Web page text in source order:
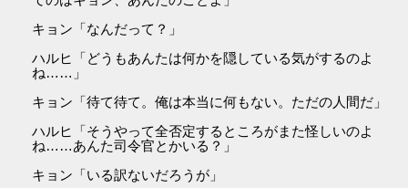
キョン「なんだって？」
ハルヒ「どうもあんたは何かを隠している気がするのよ
ね……」
キョン「待て待て。俺は本当に何もない。ただの人間だ」
ハルヒ「そうやって全否定するところがまた怪しいのよ
ね……あんた司令官とかいる？」
キョン「いる訳ないだろうが」